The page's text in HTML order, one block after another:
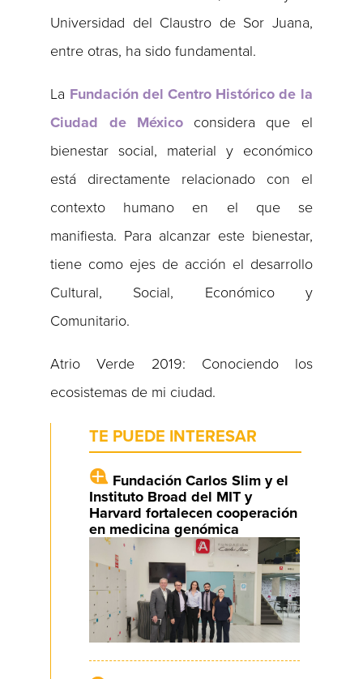
Universidad del Claustro de Sor Juana,
entre otras, ha sido fundamental.
La Fundación del Centro Histórico de la
Ciudad de Méxicoconsidera que el
bienestar social, material y económico
está directamente relacionado con el
contexto humano en el que se
manifiesta. Para alcanzar este bienestar,
tiene como ejes de acción el desarrollo
Cultural, Social, Económico y
Comunitario.
Atrio Verde 2019: Conociendo los
ecosistemas de mi ciudad.
TE PUEDE INTERESAR
Fundación Carlos Slim y el
Instituto Broad del MIT y
Harvard fortalecen cooperación
en medicina genómica